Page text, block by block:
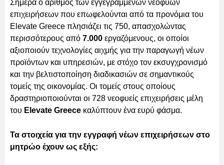
Σήμερα ο αριθμός των εγγεγραμμένων νεοφυών
επιχειρήσεων που επωφελούνται από τα προνόμια του
Elevate Greece πλησιάζει τις 750, απασχολώντας
περισσότερους από 7.000 εργαζόμενους, οι οποίοι
αξιοποιούν τεχνολογίες αιχμής για την παραγωγή νέων
προϊόντων και υπηρεσιών, με στόχο τον εκσυγχρονισμό
και την βελτιστοποίηση διαδικασιών σε σημαντικούς
τομείς της οικονομίας. Οι τομείς στους οποίους
δραστηριοποιούνται οι 728 νεοφυείς επιχειρήσεις μέλη
του Elevate Greece καλύπτουν ένα ευρύ φάσμα.
Τα στοιχεία για την εγγραφή νέων επιχειρήσεων στο
μητρώο έχουν ως εξής: